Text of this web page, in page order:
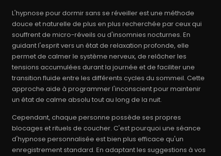
L'hypnose pour dormir sans se réveiller est une méthode
douce et naturelle de plus en plus recherchée par ceux qui
souffrent de micro-réveils ou d'insomnies nocturnes. En
guidant l'esprit vers un état de relaxation profonde, elle
permet de calmer le système nerveux, de relâcher les
tensions accumulées durant la journée et de faciliter une
transition fluide entre les différents cycles du sommeil. Cette
approche aide à programmer l'inconscient pour maintenir
un état de calme absolu tout au long de la nuit.
Cependant, chaque personne possède ses propres
blocages et rituels de coucher. C'est pourquoi une séance
d'hypnose personnalisée est bien plus efficace qu'un
enregistrement standard. En adaptant les suggestions à vos